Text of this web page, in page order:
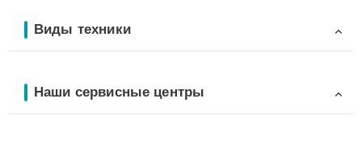
Виды техники
Наши сервисные центры